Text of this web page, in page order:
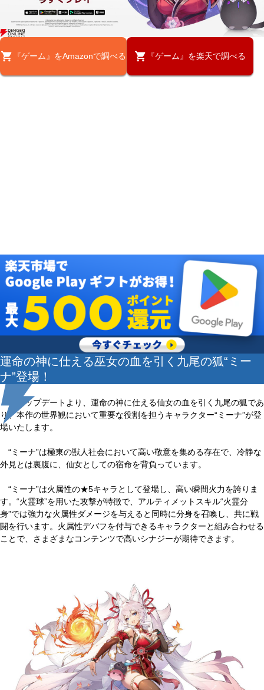
『ゲーム』をAmazonで調べる 『ゲーム』を楽天で調べる
運命の神に仕える巫女の血を引く九尾の狐“ミー
ナ”登場！
本アップデートより、運命の神に仕える仙女の血を引く九尾の狐であ
り、本作の世界観において重要な役割を担うキャラクター“ミーナ”が登
場いたします。
“ミーナ”は極東の獣人社会において高い敬意を集める存在で、冷静な
外見とは裏腹に、仙女としての宿命を背負っています。
“ミーナ”は火属性の★5キャラとして登場し、高い瞬間火力を誇りま
す。“火霊球”を用いた攻撃が特徴で、アルティメットスキル“火霊分
身”では強力な火属性ダメージを与えると同時に分身を召喚し、共に戦
闘を行います。火属性デバフを付与できるキャラクターと組み合わせる
ことで、さまざまなコンテンツで高いシナジーが期待できます。